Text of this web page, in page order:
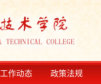
工作动态 政策法规